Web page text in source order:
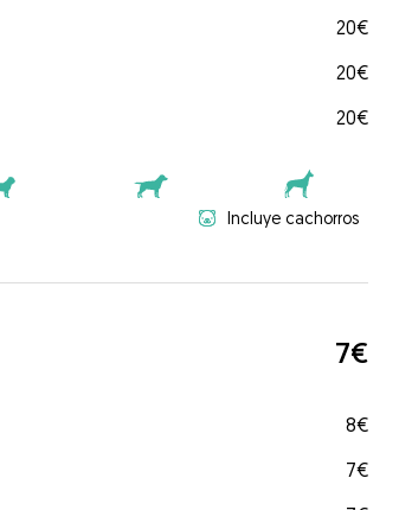
20€
20€
20€
Incluye cachorros
7€
8€
7€